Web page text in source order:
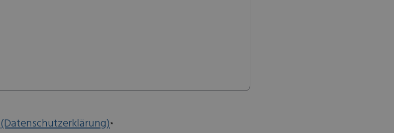
(Datenschutzerklärung)*